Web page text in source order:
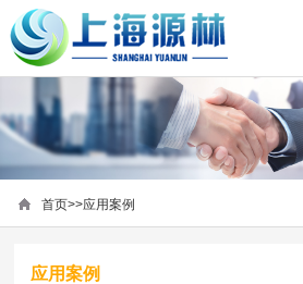
首页>>应用案例
应用案例